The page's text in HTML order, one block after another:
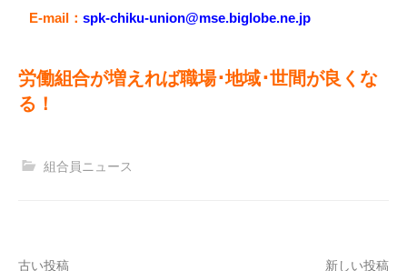
E-mail： spk-chiku-union@mse.biglobe.ne.jp
労働組合が増えれば職場･地域･世間が良くな
る！
組合員ニュース
古い投稿 新しい投稿